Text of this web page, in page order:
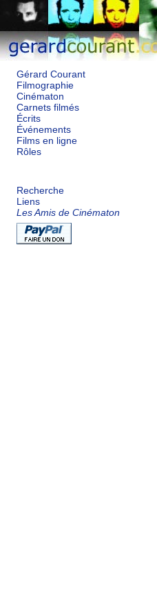
Gérard Courant
Filmographie
Cinématon
Carnets filmés
Écrits
Événements
Films en ligne
Rôles
Recherche
Liens
Les Amis de Cinématon